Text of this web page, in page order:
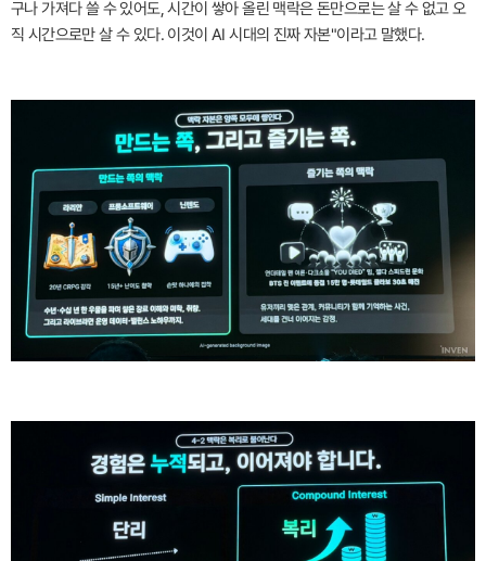
구나 가져다 쓸 수 있어도, 시간이 쌓아 올린 맥락은 돈만으로는 살 수 없고 오
직 시간으로만 살 수 있다. 이것이 AI 시대의 진짜 자본"이라고 말했다.